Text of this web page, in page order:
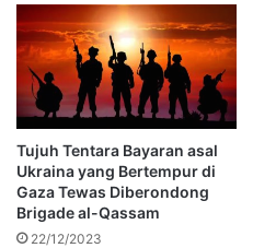
Tujuh Tentara Bayaran asal
Ukraina yang Bertempur di
Gaza Tewas Diberondong
Brigade al-Qassam
22/12/2023